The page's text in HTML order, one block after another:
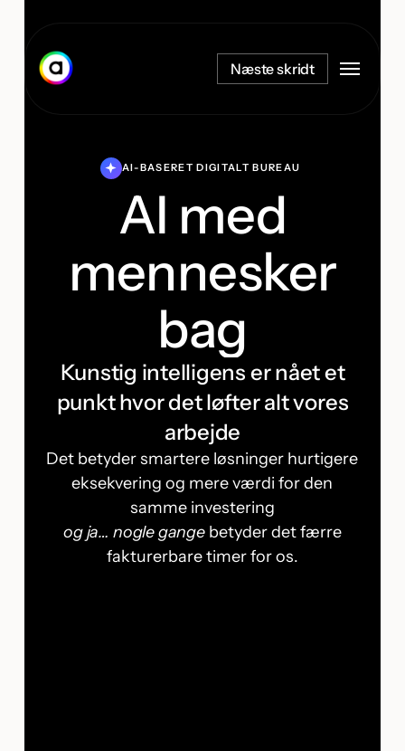
hovedindhold
Næste skridt Menu
AI-BASERET DIGITALT BUREAU
AI med
mennesker
bag
Kunstig intelligens er nået et
punkt hvor det løfter alt vores
arbejde
Det betyder smartere løsninger hurtigere
eksekvering og mere værdi for den
samme investering
og ja… nogle gange betyder det færre
fakturerbare timer for os.